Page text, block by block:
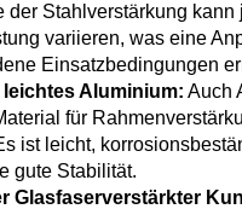
der Stahlverstärkung kann
variieren, was eine
Einsatzbedingungen
Aluminium: Auch
für
ist leicht,
gute Stabilität.
Glasfaserverstärkter